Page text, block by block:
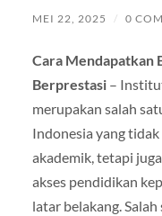
MEI 22, 2025 / 0
Cara Mendapatkan
Berprestasi–
merupakan salah
Indonesia yang
akademik, tetapi
akses pendidikan
latar belakang.